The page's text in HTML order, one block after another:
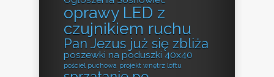
oprawy LED z
czujnikiem ruchu
Pan Jezus już się zbliża
poszewki na poduszki 40x40
pościel puchowa projekt wnętrz loftu